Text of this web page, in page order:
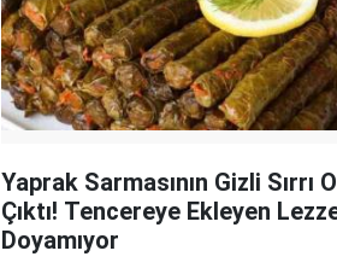
Yaprak Sarmasının Gizli Sırrı
Çıktı! Tencereye Ekleyen
Doyamıyor